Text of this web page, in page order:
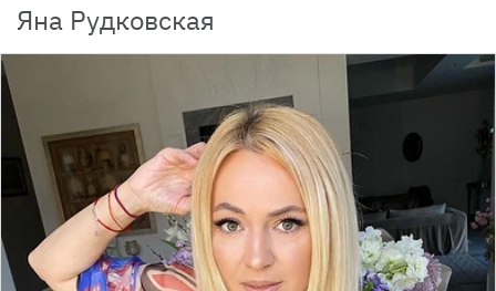
Яна Рудковская